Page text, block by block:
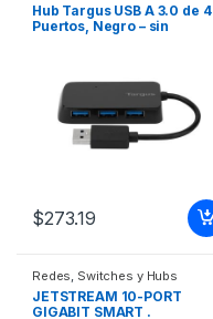
Hub Targus USB A 3.0 de 4
Puertos, Negro – sin
$273.19
Redes, Switches y Hubs
JETSTREAM 10-PORT
GIGABIT SMART .